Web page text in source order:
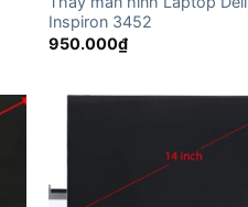
Inspiron 3452
950.000₫